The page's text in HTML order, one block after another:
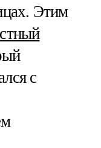
Этим
с